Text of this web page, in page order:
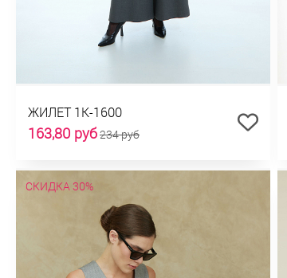
ЖИЛЕТ 1К-1600
163,80 руб234 руб
СКИДКА 30%